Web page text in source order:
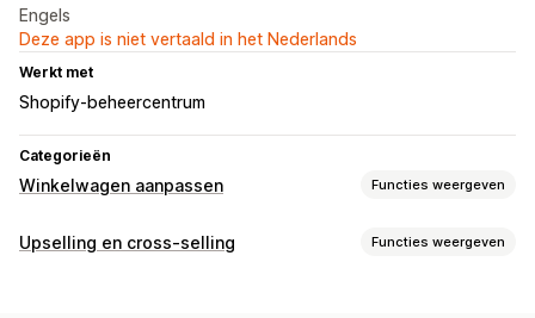
Engels
Deze app is niet vertaald in het Nederlands
Werkt met
Shopify-beheercentrum
Categorieën
Winkelwagen aanpassen Functies weergeven
Weergave van winkelwagen
Upselling en cross-selling Functies weergeven